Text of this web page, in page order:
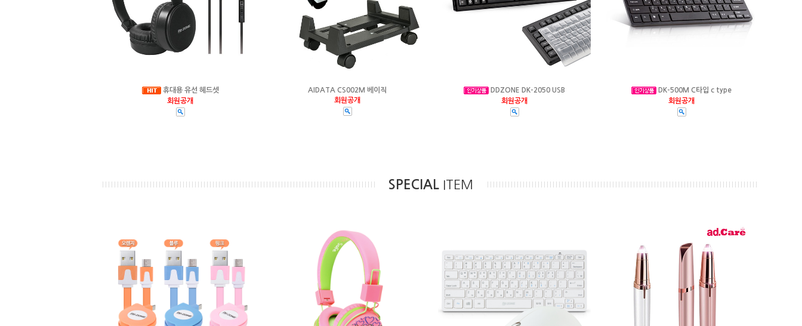
휴대용 유선 헤드셋
회원공개
AIDATA CS002M 베이직
회원공개
DDZONE DK-2050 USB
회원공개
DK-500M C타입 c type
회원공개
SPECIAL ITEM